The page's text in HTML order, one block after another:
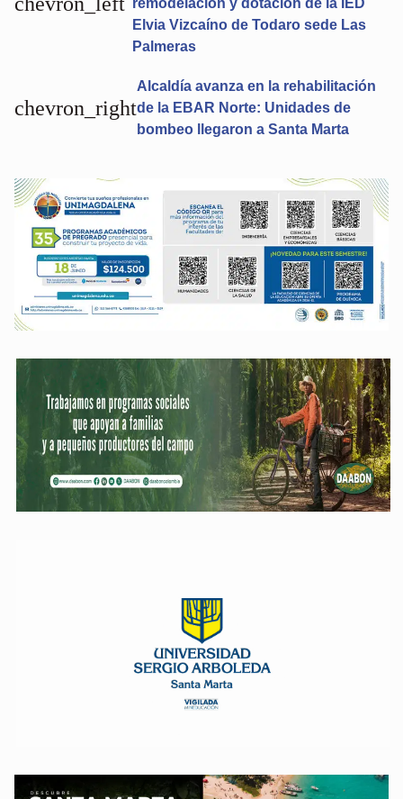
Elvia Vizcaíno de Todaro sede Las
Palmeras
Alcaldía avanza en la rehabilitación
de la EBAR Norte: Unidades de
bombeo llegaron a Santa Marta
chevron_right